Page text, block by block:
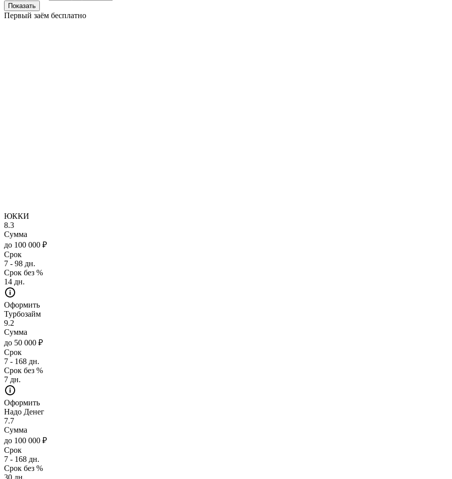
Показать
Первый заём бесплатно
ЮККИ
8.3
Сумма
до 100 000 ₽
Срок
7 - 98 дн.
Срок без %
14 дн.
Оформить
Турбозайм
9.2
Сумма
до 50 000 ₽
Срок
7 - 168 дн.
Срок без %
7 дн.
Оформить
Надо Денег
7.7
Сумма
до 100 000 ₽
Срок
7 - 168 дн.
Срок без %
30 дн.